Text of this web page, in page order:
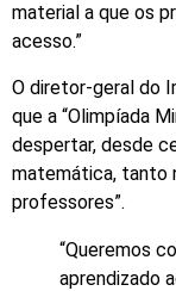
material a que os
acesso.”
O diretor-geral do
que a “Olimpíada
despertar, desde
matemática, tanto
professores”.
“Queremos
aprendizado